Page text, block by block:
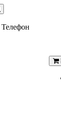
Телефон